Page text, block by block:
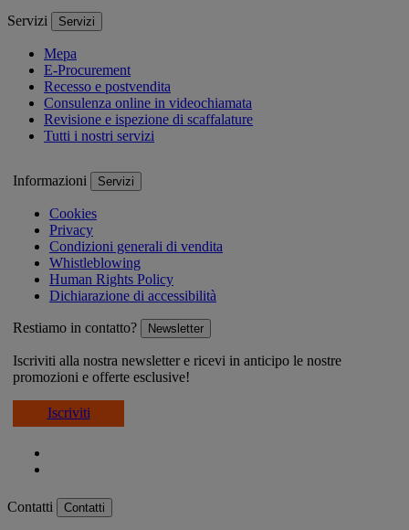
Servizi Servizi
Mepa
E-Procurement
Recesso e postvendita
Consulenza online in videochiamata
Revisione e ispezione di scaffalature
Tutti i nostri servizi
Informazioni Servizi
Cookies
Privacy
Condizioni generali di vendita
Whistleblowing
Human Rights Policy
Dichiarazione di accessibilità
Restiamo in contatto? Newsletter
Iscriviti alla nostra newsletter e ricevi in anticipo le nostre
promozioni e offerte esclusive!
Iscriviti
Contatti Contatti